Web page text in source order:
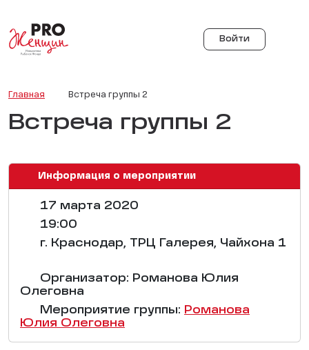
Войти
Главная Встреча группы 2
Встреча группы 2
Информация о мероприятии
17 марта 2020
19:00
г. Краснодар, ТРЦ Галерея, Чайхона 1
Организатор: Романова Юлия
Олеговна
Мероприятие группы: Романова
Юлия Олеговна